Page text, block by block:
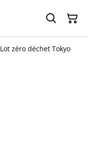
Lot zéro déchet Tokyo